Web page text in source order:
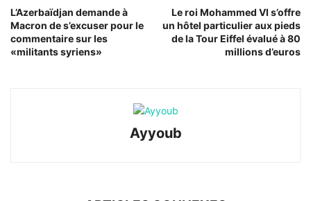
L’Azerbaïdjan demande à
Macron de s’excuser pour le
commentaire sur les
«militants syriens»
Le roi Mohammed VI s’offre
un hôtel particulier aux pieds
de la Tour Eiffel évalué à 80
millions d’euros
Ayyoub